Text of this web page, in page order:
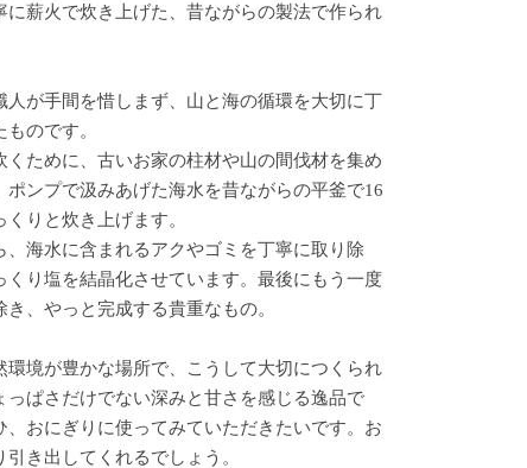
に薪火で炊き上げた、昔ながらの製法で作られ
人が手間を惜しまず、山と海の循環を大切に丁
のです。
くために、古いお家の柱材や山の間伐材を集め
ポンプで汲みあげた海水を昔ながらの平釜で16
りと炊き上げます。
、海水に含まれるアクやゴミを丁寧に取り除
くり塩を結晶化させています。最後にもう一度
、やっと完成する貴重なもの。
環境が豊かな場所で、こうして大切につくられ
っぱさだけでない深みと甘さを感じる逸品で
、おにぎりに使ってみていただきたいです。お
き出してくれるでしょう。